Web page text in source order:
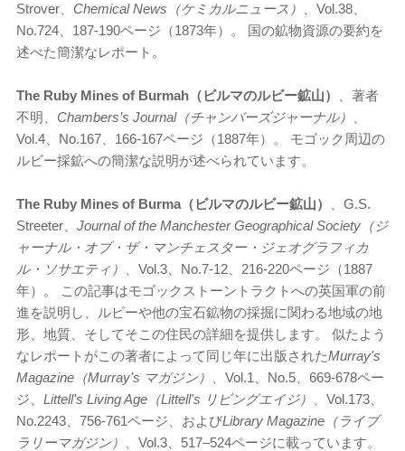
Strover、 Chemical News（ケミカルニュース）
、Vol.38、
No.724、187-190ページ（1873年）。 国の鉱物資源の要約を
述べた簡潔なレポート。
The Ruby Mines of Burmah（ビルマのルビー鉱山）
、著者
不明、 Chambers’s Journal（チャンバーズジャーナル）
Vol.4、No.167、166-167ページ（1887年）。 モゴック周辺の
ルビー採鉱への簡潔な説明が述べられています。
The Ruby Mines of Burma（ビルマのルビー鉱山）
、G.S.
Streeter、 Journal of the Manchester Geographical Society（ジ
ャーナル・オブ・ザ・マンチェスター・ジェオグラフィカ
ル・ソサエティ）
、Vol.3、No.7-12、216-220ページ（1887
年）。 この記事はモゴックストーントラクトへの英国軍の前
進を説明し、ルビーや他の宝石鉱物の採掘に関わる地域の地
形、地質、そしてそこの住民の詳細を提供します。 似たよう
なレポートがこの著者によって同じ年に出版されたMurray's
Magazine（Murray's マガジン）
、Vol.1、No.5、669-678ペー
ジ、 Littell's Living Age（Littell's リビングエイジ）
、Vol.173、
No.2243、756-761ページ、およびLibrary Magazine（ライブ
ラリーマガジン）
、Vol.3、517–524ページに載っています。